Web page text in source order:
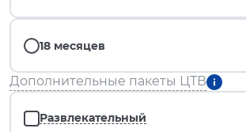
18 месяцев
Дополнительные пакеты ЦТВ
Развлекательный